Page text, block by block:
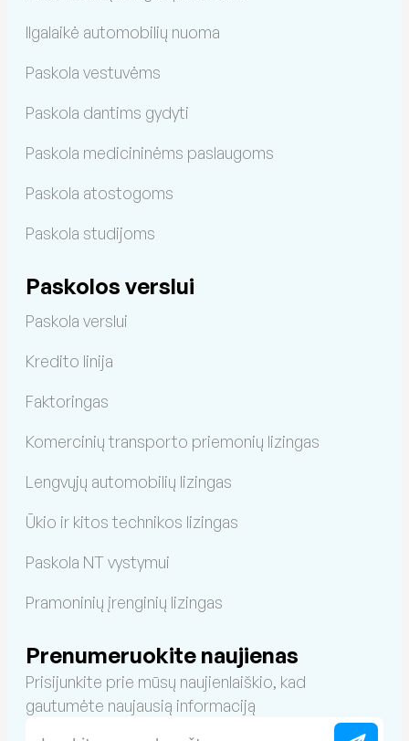
Ilgalaikė automobilių nuoma
Paskola vestuvėms
Paskola dantims gydyti
Paskola medicininėms paslaugoms
Paskola atostogoms
Paskola studijoms
Paskolos verslui
Paskola verslui
Kredito linija
Faktoringas
Komercinių transporto priemonių lizingas
Lengvųjų automobilių lizingas
Ūkio ir kitos technikos lizingas
Paskola NT vystymui
Pramoninių įrenginių lizingas
Prenumeruokite naujienas
Prisijunkite prie mūsų naujienlaiškio, kad
gautumėte naujausią informaciją